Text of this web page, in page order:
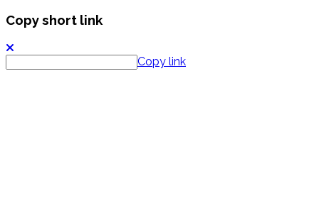
Copy short link
Copy link